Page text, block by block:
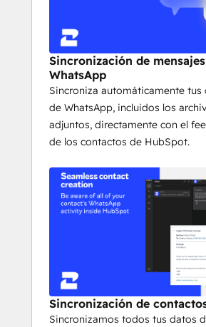
través de agentes y
Valida los números de
Sincronización de
WhatsApp
Sincroniza automáticamente tus
de WhatsApp, incluidos los
adjuntos, directamente con el
de los contactos de HubSpot.
Sincronización de
Sincronizamos todos tus datos